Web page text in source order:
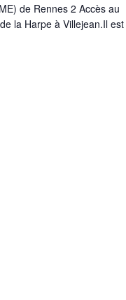
de Rennes 2 Accès au
la Harpe à Villejean.Il est